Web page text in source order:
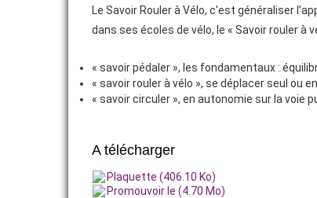
THÉMATIQUES
RÉGLEMENTATION DOSSIERS
ADHÉRER
Le Savoir Rouler à Vélo, c'est généraliser
dans ses écoles de vélo, le « Savoir rouler
« savoir pédaler », les fondamentaux :
« savoir rouler à vélo », se déplacer seul ou
« savoir circuler », en autonomie sur la voie
A télécharger
Plaquette (406.10 Ko)
Promouvoir le (4.70 Mo)